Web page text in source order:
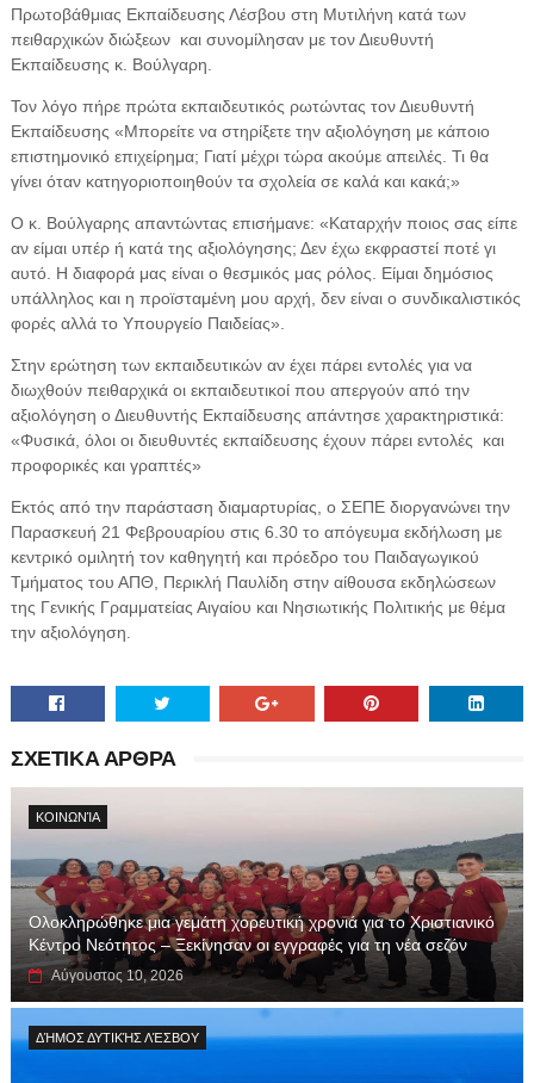
Πρωτοβάθμιας Εκπαίδευσης Λέσβου στη Μυτιλήνη κατά των
πειθαρχικών διώξεων και συνομίλησαν με τον Διευθυντή
Εκπαίδευσης κ. Βούλγαρη.
Τον λόγο πήρε πρώτα εκπαιδευτικός ρωτώντας τον Διευθυντή
Εκπαίδευσης «Μπορείτε να στηρίξετε την αξιολόγηση με κάποιο
επιστημονικό επιχείρημα; Γιατί μέχρι τώρα ακούμε απειλές. Τι θα
γίνει όταν κατηγοριοποιηθούν τα σχολεία σε καλά και κακά;»
Ο κ. Βούλγαρης απαντώντας επισήμανε: «Καταρχήν ποιος σας είπε
αν είμαι υπέρ ή κατά της αξιολόγησης; Δεν έχω εκφραστεί ποτέ γι
αυτό. H διαφορά μας είναι ο θεσμικός μας ρόλος. Είμαι δημόσιος
υπάλληλος και η προϊσταμένη μου αρχή, δεν είναι ο συνδικαλιστικός
φορές αλλά το Υπουργείο Παιδείας».
Στην ερώτηση των εκπαιδευτικών αν έχει πάρει εντολές για να
διωχθούν πειθαρχικά οι εκπαιδευτικοί που απεργούν από την
αξιολόγηση ο Διευθυντής Εκπαίδευσης απάντησε χαρακτηριστικά:
«Φυσικά, όλοι οι διευθυντές εκπαίδευσης έχουν πάρει εντολές και
προφορικές και γραπτές»
Εκτός από την παράσταση διαμαρτυρίας, ο ΣΕΠΕ διοργανώνει την
Παρασκευή 21 Φεβρουαρίου στις 6.30 το απόγευμα εκδήλωση με
κεντρικό ομιλητή τον καθηγητή και πρόεδρο του Παιδαγωγικού
Τμήματος του ΑΠΘ, Περικλή Παυλίδη στην αίθουσα εκδηλώσεων
της Γενικής Γραμματείας Αιγαίου και Νησιωτικής Πολιτικής με θέμα
την αξιολόγηση.
ΣΧΕΤΙΚΑ ΑΡΘΡΑ
ΚΟΙΝΩΝΊΑ
Ολοκληρώθηκε μια γεμάτη χορευτική χρονιά για το Χριστιανικό
Κέντρο Νεότητος – Ξεκίνησαν οι εγγραφές για τη νέα σεζόν
Αύγουστος 10, 2026
ΔΉΜΟΣ ΔΥΤΙΚΉΣ ΛΈΣΒΟΥ